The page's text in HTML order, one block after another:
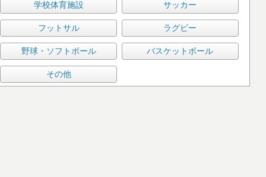
学校体育施設 サッカー
フットサル ラグビー
野球・ソフトボール バスケットボール
その他